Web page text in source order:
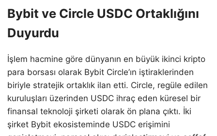
Bybit ve Circle USDC Ortaklığını
Duyurdu
İşlem hacmine göre dünyanın en büyük ikinci kripto
para borsası olarak Bybit Circle’ın iştiraklerinden
biriyle stratejik ortaklık ilan etti. Circle, regüle edilen
kuruluşları üzerinden USDC ihraç eden küresel bir
finansal teknoloji şirketi olarak ön plana çıktı. İki
şirket Bybit ekosisteminde USDC erişimini